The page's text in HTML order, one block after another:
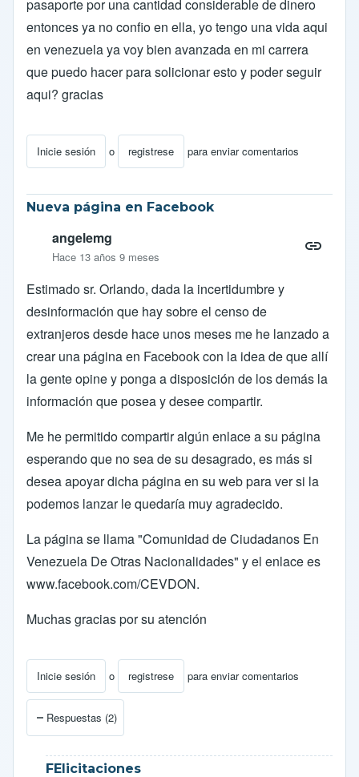
pasaporte por una cantidad considerable de dinero
entonces ya no confio en ella, yo tengo una vida aqui
en venezuela ya voy bien avanzada en mi carrera
que puedo hacer para solicionar esto y poder seguir
aqui? gracias
Inicie sesión o registrese para enviar comentarios
Nueva página en Facebook
angelemg
Hace 13 años 9 meses
Estimado sr. Orlando, dada la incertidumbre y
desinformación que hay sobre el censo de
extranjeros desde hace unos meses me he lanzado a
crear una página en Facebook con la idea de que allí
la gente opine y ponga a disposición de los demás la
información que posea y desee compartir.
Me he permitido compartir algún enlace a su página
esperando que no sea de su desagrado, es más si
desea apoyar dicha página en su web para ver si la
podemos lanzar le quedaría muy agradecido.
La página se llama "Comunidad de Ciudadanos En
Venezuela De Otras Nacionalidades" y el enlace es
www.facebook.com/CEVDON.
Muchas gracias por su atención
Inicie sesión o registrese para enviar comentarios
Respuestas (2)
FElicitaciones